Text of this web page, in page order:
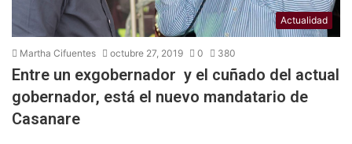
Actualidad
Martha Cifuentes octubre 27, 2019 0 380
Entre un exgobernador y el cuñado del actual
gobernador, está el nuevo mandatario de
Casanare